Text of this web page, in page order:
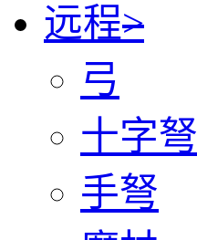
远程>
弓
十字弩
手弩